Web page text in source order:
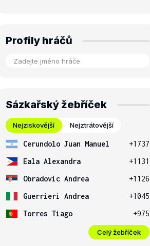
Profily hráčů
Sázkařský žebříček
Nejziskovější Nejztrátovější
Cerundolo Juan Manuel
+1737
Eala Alexandra
+1131
Obradovic Andrea
+1126
Guerrieri Andrea
+1045
Torres Tiago
+975
Celý žebříček